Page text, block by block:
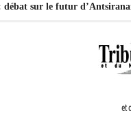
débat sur le futur
et